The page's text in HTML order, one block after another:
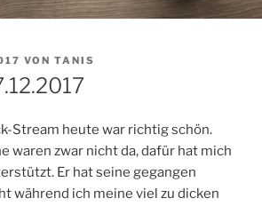
VON TANIS
Stream heute war richtig schön.
waren zwar nicht da, dafür hat mich
Er hat seine gegangen
während ich meine viel zu dicken